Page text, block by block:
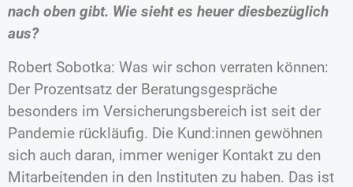
nach oben gibt. Wie sieht es heuer diesbezüglich
aus?
Robert Sobotka: Was wir schon verraten können:
Der Prozentsatz der Beratungsgespräche
besonders im Versicherungsbereich ist seit der
Pandemie rückläufig. Die Kund:innen gewöhnen
sich auch daran, immer weniger Kontakt zu den
Mitarbeitenden in den Instituten zu haben. Das ist